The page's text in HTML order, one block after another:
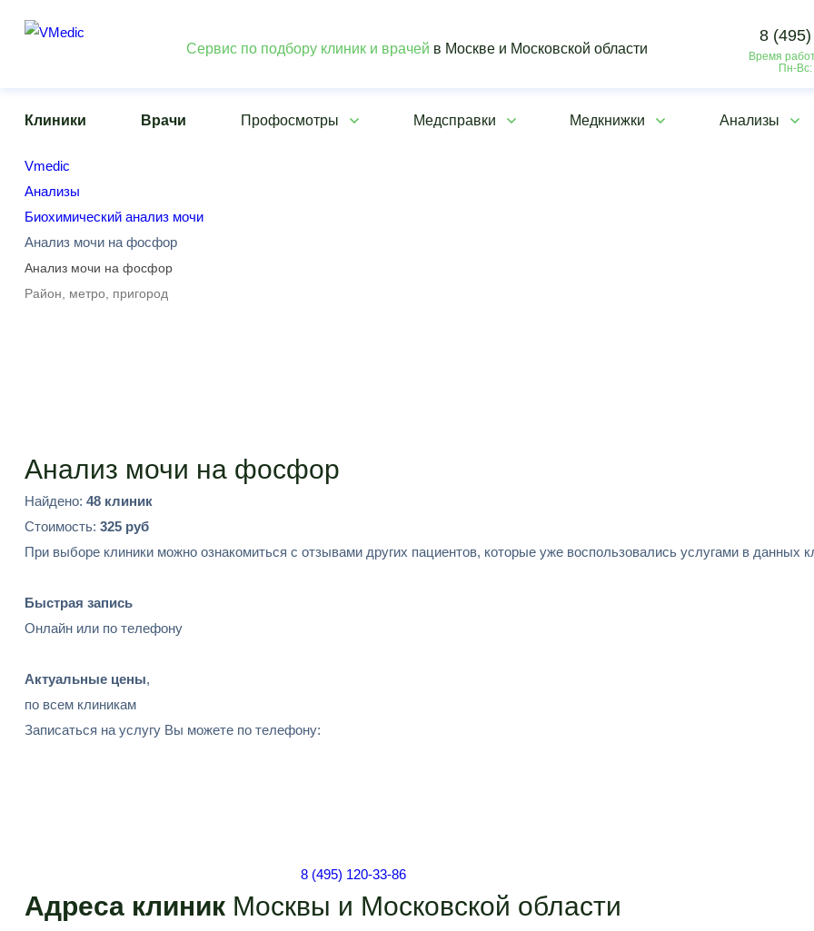
Сервис по подбору клиник и врачей в Москве и Московской области
8
Время
Пн-Вс:
Клиники Врачи Профосмотры Медсправки Медкнижки Анализы
Vmedic
Анализы
Биохимический анализ мочи
Анализ мочи на фосфор
Анализ мочи на фосфор
Найдено: 48 клиник
Стоимость: 325 руб
При выборе клиники можно ознакомиться с отзывами других пациентов, которые уже воспользовались услугами в данных
Быстрая запись
Онлайн или по телефону
Актуальные цены,
по всем клиникам
Записаться на услугу Вы можете по телефону:
8 (495) 120-33-86
Адреса клиник Москвы и Московской области